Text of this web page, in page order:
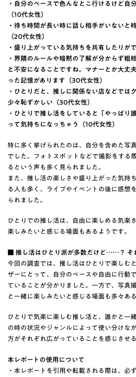
・自分のペースで色んなとこ行けるけど自
（10代女性）
・待ち時間が長い時に話し相手がいないと
（20代女性）
・盛り上がっている気持ちを共有したりが
・界隈のルールや暗黙の了解が分からず粗
と不安になることですね。マナーとか大丈
った記憶があります（30代女性）
・ひとりだと、推しに関係ない店などでは
少々恥ずかしい（30代女性）
・ひとりで推し活をしていると「やっぱり
って気持ちになっちゃう（10代女性）
特に多く挙げられたのは、自分を含めた写
でした。フォトスポットなどで撮影をする
るという声も多く見られました。
また、推し活の楽しさや盛り上がった気持
る人も多く、ライブやイベントの後に感想
られました。
ひとりでの推し活は、自由に楽しめる気楽
楽しみたいと感じる場面もあるようです。
■ 推し活はひとり派が多数だけど……？ そ
今回の調査では、推し活はひとりで楽しむ
ザーにとって、自分のペースや自由に行動
ていることが分かりました。一方で、写真
と一緒に楽しみたいと感じる場面も多々あ
ひとりで気楽に楽しむ推し活と、誰かと一
の時の状況やジャンルによって使い分けな
方がそれぞれ広がっていることを感じさせ
本レポートの使用について
・本レポートを引用や転載される際は、必